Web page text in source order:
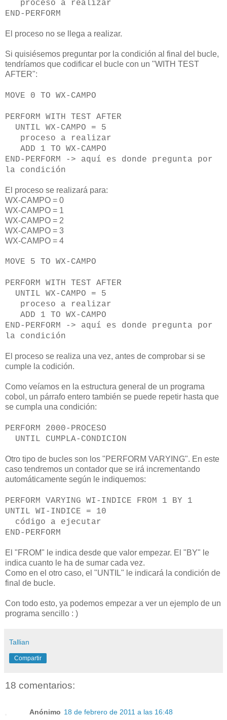
proceso a realizar
END-PERFORM
El proceso no se llega a realizar.
Si quisiésemos preguntar por la condición al final del bucle,
tendríamos que codificar el bucle con un "WITH TEST
AFTER":
MOVE 0 TO WX-CAMPO
PERFORM WITH TEST AFTER
UNTIL WX-CAMPO = 5
proceso a realizar
ADD 1 TO WX-CAMPO
END-PERFORM -> aquí es donde pregunta por
la condición
El proceso se realizará para:
WX-CAMPO = 0
WX-CAMPO = 1
WX-CAMPO = 2
WX-CAMPO = 3
WX-CAMPO = 4
MOVE 5 TO WX-CAMPO
PERFORM WITH TEST AFTER
UNTIL WX-CAMPO = 5
proceso a realizar
ADD 1 TO WX-CAMPO
END-PERFORM -> aquí es donde pregunta por
la condición
El proceso se realiza una vez, antes de comprobar si se
cumple la codición.
Como veíamos en la estructura general de un programa
cobol, un párrafo entero también se puede repetir hasta que
se cumpla una condición:
PERFORM 2000-PROCESO
UNTIL CUMPLA-CONDICION
Otro tipo de bucles son los "PERFORM VARYING". En este
caso tendremos un contador que se irá incrementando
automáticamente según le indiquemos:
PERFORM VARYING WI-INDICE FROM 1 BY 1
UNTIL WI-INDICE = 10
código a ejecutar
END-PERFORM
El "FROM" le indica desde que valor empezar. El "BY" le
indica cuanto le ha de sumar cada vez.
Como en el otro caso, el "UNTIL" le indicará la condición de
final de bucle.
Con todo esto, ya podemos empezar a ver un ejemplo de un
programa sencillo : )
Tallian
Compartir
18 comentarios:
Anónimo 18 de febrero de 2011 a las 16:48